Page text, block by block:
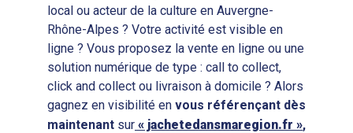
local ou acteur de la culture en Auvergne-
Rhône-Alpes ? Votre activité est visible en
ligne ? Vous proposez la vente en ligne ou une
solution numérique de type : call to collect,
click and collect ou livraison à domicile ? Alors
gagnez en visibilité en vous référençant dès
maintenant sur « jachetedansmaregion.fr »,